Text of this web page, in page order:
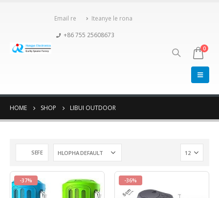
Email re Iteanye le rona
+86 755 25608673
0
HOME SHOP LIBUI OUTDOOR
SEFE
-37% -36%